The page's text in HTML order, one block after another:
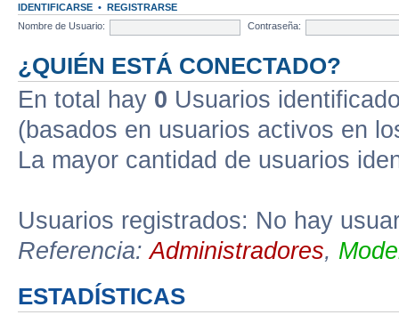
IDENTIFICARSE • REGISTRARSE
Nombre de Usuario:
Contraseña:
¿QUIÉN ESTÁ CONECTADO?
En total hay 0 Usuarios
(basados en usuarios activos en
La mayor cantidad de usuarios
Usuarios registrados: No hay
Referencia:Administradores,
ESTADÍSTICAS